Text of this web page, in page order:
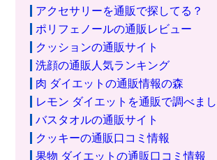
アクセサリーを通販で探してる？
ポリフェノールの通販レビュー
クッションの通販サイト
洗顔の通販人気ランキング
肉 ダイエットの通販情報の森
レモン ダイエットを通販で調べま
バスタオルの通販サイト
クッキーの通販口コミ情報
果物 ダイエットの通販口コミ情報